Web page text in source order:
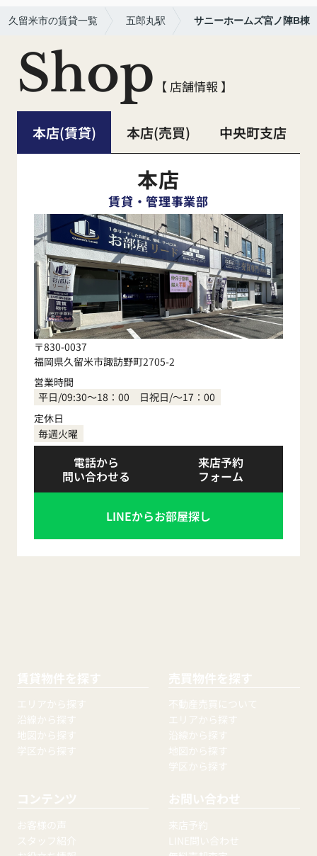
久留米市の賃貸一覧 五郎丸駅 サニーホームズ宮ノ陣B棟
Shop 【 店舗情報 】
本店(賃貸) 本店(売買) 中央町支店
本店
賃貸・管理事業部
〒830-0037
福岡県久留米市諏訪野町2705-2
営業時間
平日/09:30～18：00 日祝日/～17：00
定休日
毎週火曜
電話から
問い合わせる
来店予約
フォーム
LINEからお部屋探し
賃貸物件を探す
エリアから探す
沿線から探す
地図から探す
学区から探す
売買物件を探す
不動産売買について
エリアから探す
沿線から探す
地図から探す
学区から探す
コンテンツ
お客様の声
スタッフ紹介
お問い合わせ
来店予約
LINE問い合わせ